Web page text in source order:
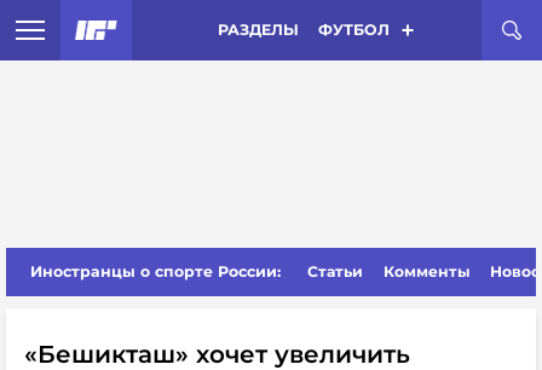
РАЗДЕЛЫ ФУТБОЛ
Иностранцы о спорте России: Статьи Комменты
«Бешикташ» хочет увеличить